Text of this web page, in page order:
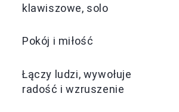
klawiszowe, solo
Pokój i miłość
Łączy ludzi, wywołuje
radość i wzruszenie